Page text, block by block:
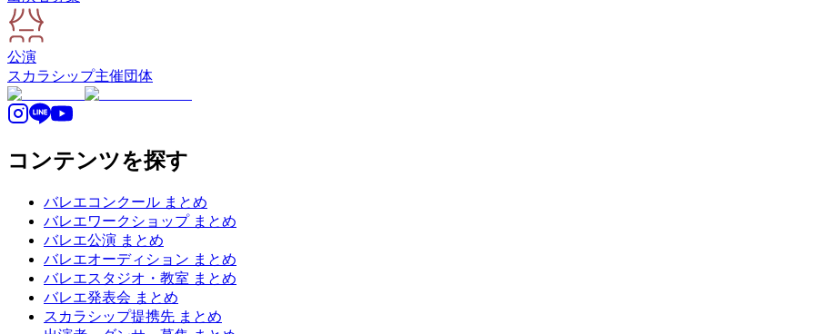
公演
スカラシップ主催団体
コンテンツを探す
バレエコンクール まとめ
バレエワークショップ まとめ
バレエ公演 まとめ
バレエオーディション まとめ
バレエスタジオ・教室 まとめ
バレエ発表会 まとめ
スカラシップ提携先 まとめ